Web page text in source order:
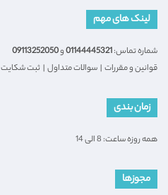
لینک های مهم
شماره تماس:01144445321و09113252050
قوانین و مقررات | سوالات متداول | ثبت شکایت
زمان بندی
همه روزه ساعت: 8 الی 14
مجوزها